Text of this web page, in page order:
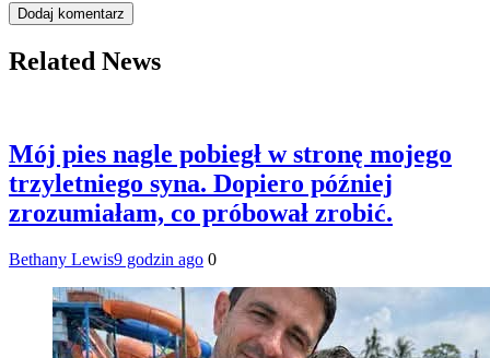
Related News
Mój pies nagle pobiegł w stronę mojego
trzyletniego syna. Dopiero później
zrozumiałam, co próbował zrobić.
Bethany Lewis9 godzin ago 0